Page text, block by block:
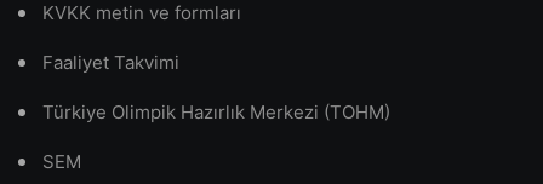
KVKK metin ve formları
Faaliyet Takvimi
Türkiye Olimpik Hazırlık Merkezi (TOHM)
SEM